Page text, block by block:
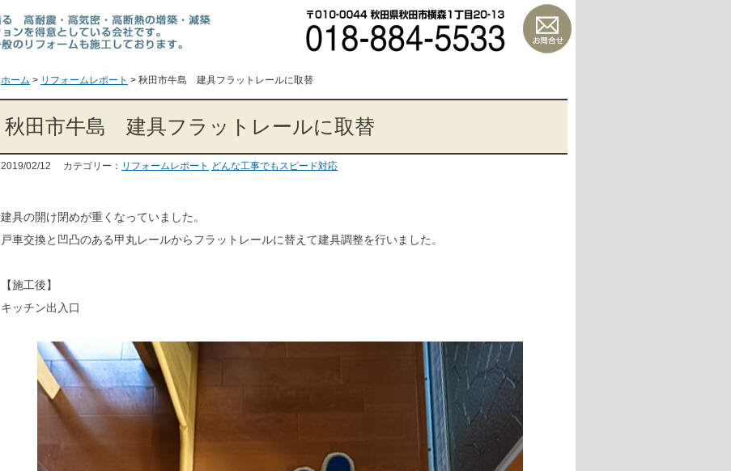
ホーム > リフォームレポート > 秋田市牛島 建具フラットレールに取替
秋田市牛島 建具フラットレールに取替
2019/02/12 カテゴリー： リフォームレポート どんな工事でもスピード対応
建具の開け閉めが重くなっていました。
戸車交換と凹凸のある甲丸レールからフラットレールに替えて建具調整を行いました。
【施工後】
キッチン出入口